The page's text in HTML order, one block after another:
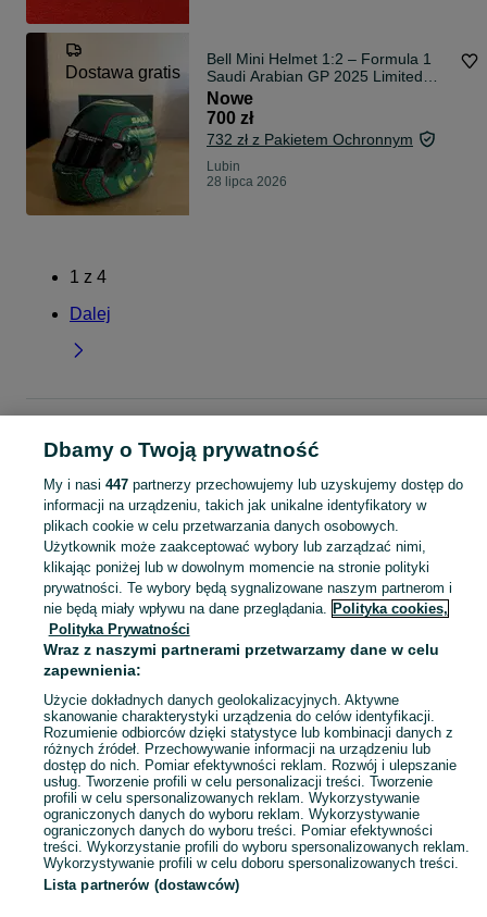
Dostawa gratis
Bell Mini Helmet 1:2 – Formula 1
Saudi Arabian GP 2025 Limited
Edition
Nowe
700 zł
732 zł z Pakietem Ochronnym
Lubin
28 lipca 2026
1 z 4
Dalej
turystyka - Dolnośląskie
Pozostała turystyka - Lubin
KATEGORIA
Zobacz
Mapa kategorii
Mapa miejscowości
Mapa ministron
Popularne wyszukiwania
Dbamy o Twoją prywatność
My i nasi 447partnerzy przechowujemy lub uzyskujemy dostęp do
informacji na urządzeniu, takich jak unikalne identyfikatory w
plikach cookie w celu przetwarzania danych osobowych.
Użytkownik może zaakceptować wybory lub zarządzać nimi,
klikając poniżej lub w dowolnym momencie na stronie polityki
prywatności. Te wybory będą sygnalizowane naszym partnerom i
nie będą miały wpływu na dane przeglądania. Polityka cookies,
Polityka Prywatności
Wraz z naszymi partnerami przetwarzamy dane w celu
zapewnienia:
Użycie dokładnych danych geolokalizacyjnych. Aktywne
skanowanie charakterystyki urządzenia do celów identyfikacji.
Rozumienie odbiorców dzięki statystyce lub kombinacji danych z
różnych źródeł. Przechowywanie informacji na urządzeniu lub
dostęp do nich. Pomiar efektywności reklam. Rozwój i ulepszanie
usług. Tworzenie profili w celu personalizacji treści. Tworzenie
profili w celu spersonalizowanych reklam. Wykorzystywanie
ograniczonych danych do wyboru reklam. Wykorzystywanie
ograniczonych danych do wyboru treści. Pomiar efektywności
treści. Wykorzystanie profili do wyboru spersonalizowanych reklam.
Wykorzystywanie profili w celu doboru spersonalizowanych treści.
Lista partnerów (dostawców)